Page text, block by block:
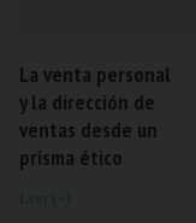
La venta personal
y la dirección de
ventas desde un
prisma ético
Leer (+)